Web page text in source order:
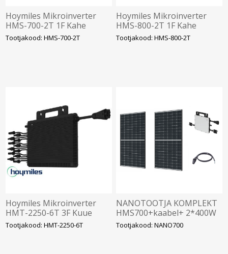
Hoymiles Mikroinverter
HMS-700-2T 1F Kahe
sisendiga. NANO SOLAR
Tootjakood: HMS-700-2T
Hoymiles Mikroinverter
HMS-800-2T 1F Kahe
sisendiga. NANO SOLAR
Tootjakood: HMS-800-2T
Hoymiles Mikroinverter
HMT-2250-6T 3F Kuue
sisendiga. SOLAR
Tootjakood: HMT-2250-6T
NANOTOOTJA KOMPLEKT
HMS700+kaabel+ 2*400W
Tootjakood: NANO700